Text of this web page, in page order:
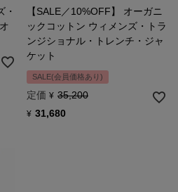
【SALE／10%OFF】 オーガニ
ックコットン ウィメンズ・トラ
ンジショナル・トレンチ・ジャ
ケット
SALE(会員価格あり)
定価 ¥ 35,200
¥ 31,680